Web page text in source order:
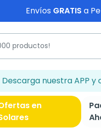
Envíos GRATIS a
Descarga nuestra APP y
en